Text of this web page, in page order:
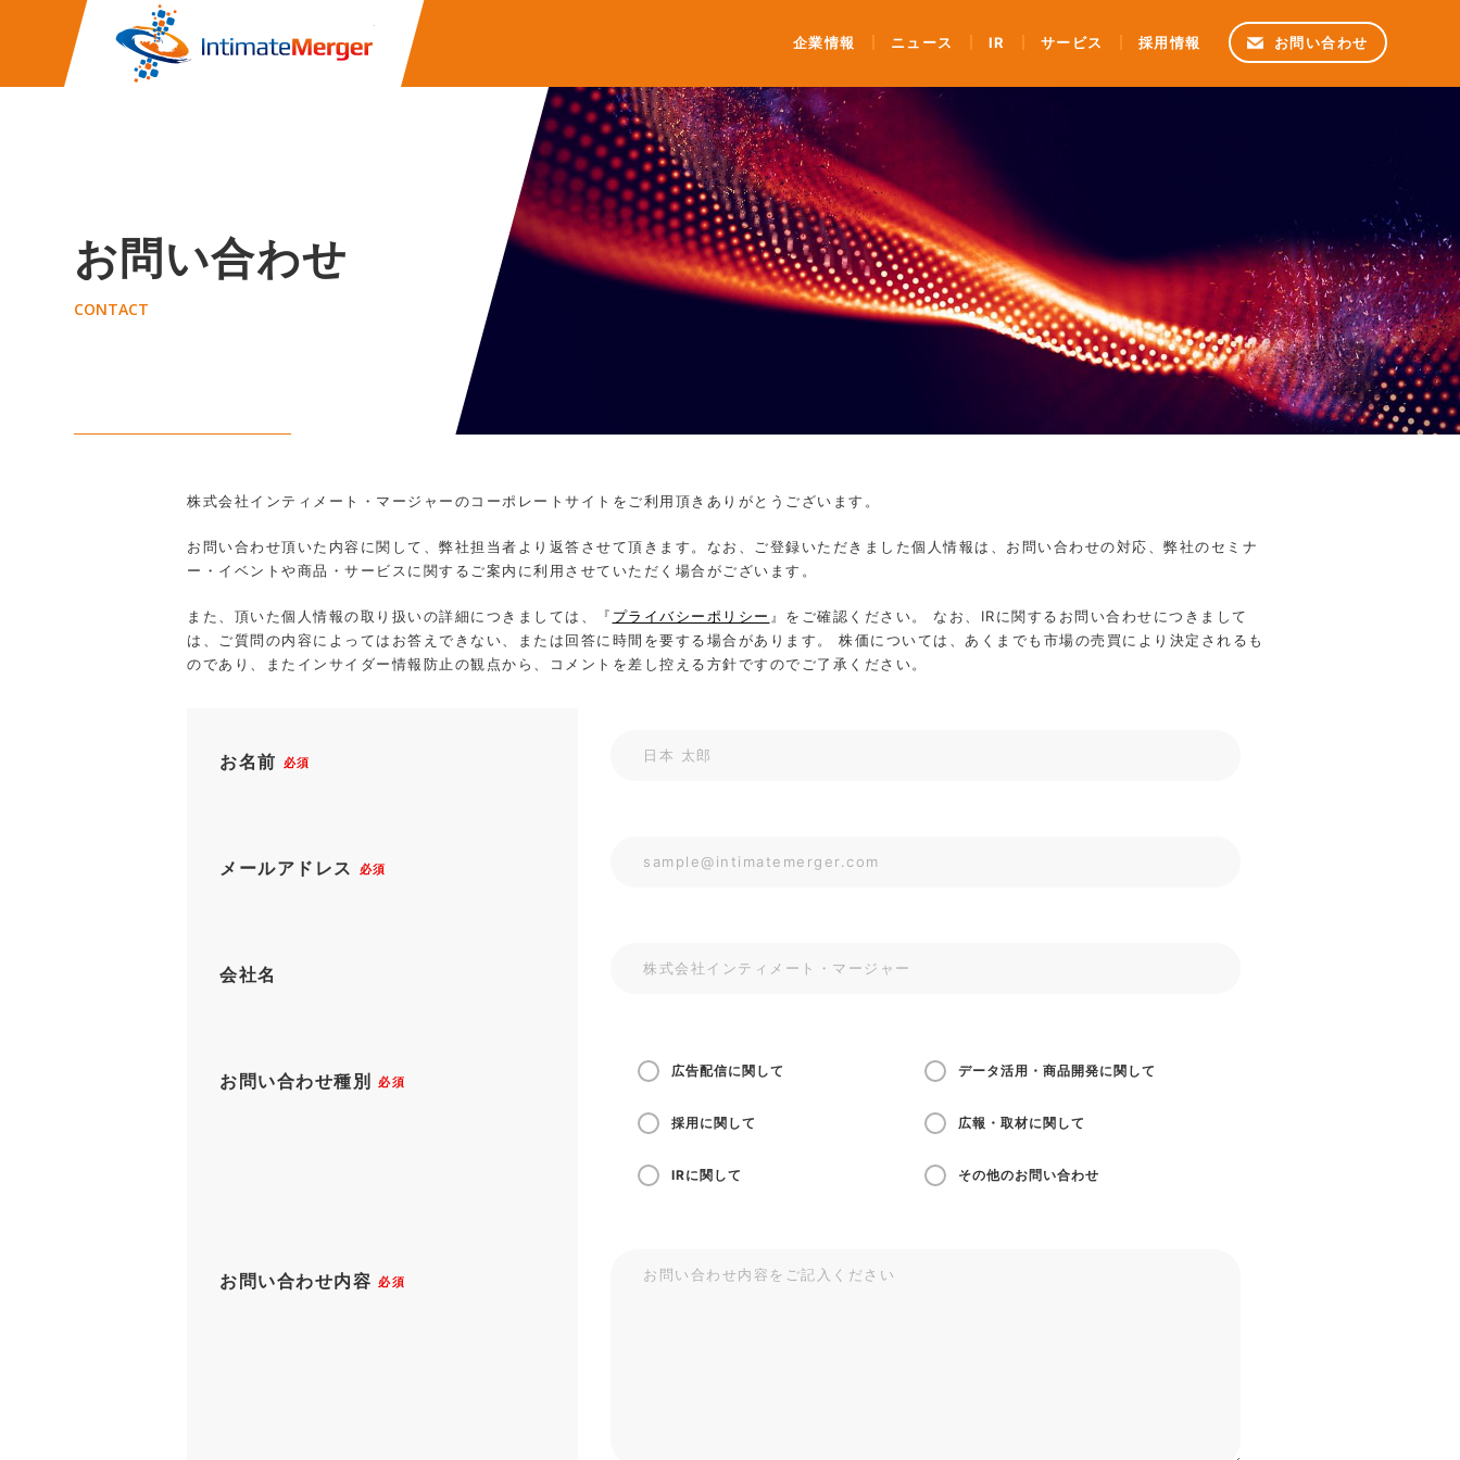
株式会社インティメート・マージャー
企業情報 ニュース IR サービス 採用情報 お問い合わせ
お問い合わせ
CONTACT
株式会社インティメート・マージャーのコーポレートサイトをご利用頂きありがとうございます。
お問い合わせ頂いた内容に関して、弊社担当者より返答させて頂きます。なお、ご登録いただきました個人情報は、お問い合わせの対応、弊社のセミナ
ー・イベントや商品・サービスに関するご案内に利用させていただく場合がございます。
また、頂いた個人情報の取り扱いの詳細につきましては、『 プライバシーポリシー 』をご確認ください。 なお、IRに関するお問い合わせにつきまして
は、ご質問の内容によってはお答えできない、または回答に時間を要する場合があります。 株価については、あくまでも市場の売買により決定されるも
のであり、またインサイダー情報防止の観点から、コメントを差し控える方針ですのでご了承ください。
お名前 必須
メールアドレス 必須
会社名
お問い合わせ種別 必須
広告配信に関して データ活用・商品開発に関して
採用に関して 広報・取材に関して
IRに関して その他のお問い合わせ
お問い合わせ内容 必須